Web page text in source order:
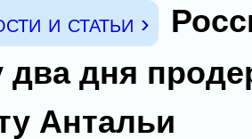
и статьи ›
два дня
Антальи